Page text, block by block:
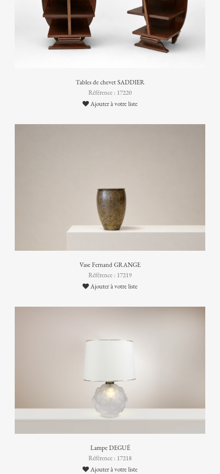
Tables de chevet SADDIER
Référence : 17220
Ajouter à votre liste
Vase Fernand GRANGE
Référence : 17219
Ajouter à votre liste
Lampe DEGUÉ
Référence : 17218
Ajouter à votre liste